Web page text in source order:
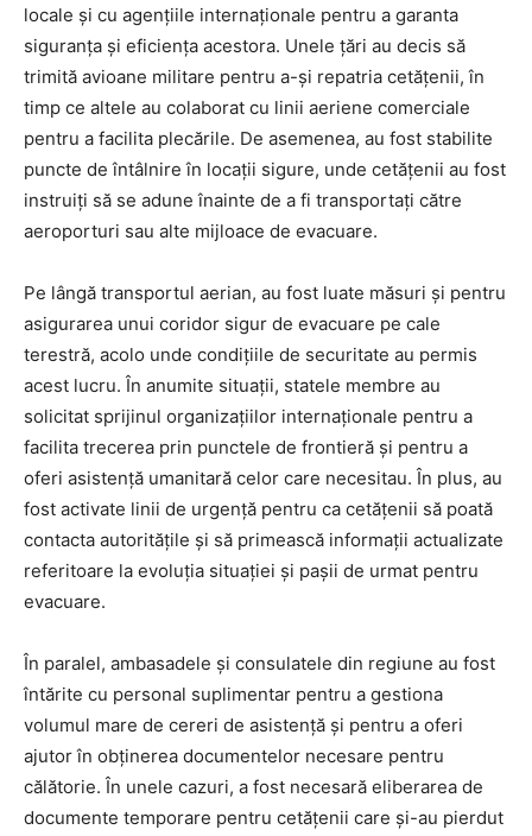
locale și cu agențiile internaționale pentru a garanta
siguranța și eficiența acestora. Unele țări au decis să
trimită avioane militare pentru a-și repatria cetățenii, în
timp ce altele au colaborat cu linii aeriene comerciale
pentru a facilita plecările. De asemenea, au fost stabilite
puncte de întâlnire în locații sigure, unde cetățenii au fost
instruiți să se adune înainte de a fi transportați către
aeroporturi sau alte mijloace de evacuare.
Pe lângă transportul aerian, au fost luate măsuri și pentru
asigurarea unui coridor sigur de evacuare pe cale
terestră, acolo unde condițiile de securitate au permis
acest lucru. În anumite situații, statele membre au
solicitat sprijinul organizațiilor internaționale pentru a
facilita trecerea prin punctele de frontieră și pentru a
oferi asistență umanitară celor care necesitau. În plus, au
fost activate linii de urgență pentru ca cetățenii să poată
contacta autoritățile și să primească informații actualizate
referitoare la evoluția situației și pașii de urmat pentru
evacuare.
În paralel, ambasadele și consulatele din regiune au fost
întărite cu personal suplimentar pentru a gestiona
volumul mare de cereri de asistență și pentru a oferi
ajutor în obținerea documentelor necesare pentru
călătorie. În unele cazuri, a fost necesară eliberarea de
documente temporare pentru cetățenii care și-au pierdut